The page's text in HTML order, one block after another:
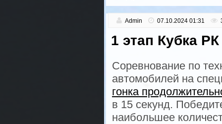
Admin 07.10.2024 01:31
1 этап Кубка
Соревнование по
автомобилей на
гонка
в 15 секунд.
наибольшее